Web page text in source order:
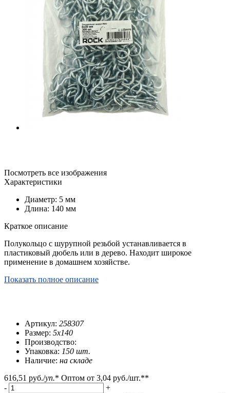
Посмотреть все изображения
Характеристики
Диаметр: 5 мм
Длина: 140 мм
Краткое описание
Полукольцо с шурупной резьбой устанавливается в
пластиковый дюбель или в дерево. Находит широкое
применение в домашнем хозяйстве.
Показать полное описание
Артикул: 258307
Размер: 5х140
Производство:
Упаковка: 150 шт.
Наличие: на складе
616,51 руб./уп.* Оптом от 3,04 руб./шт.**
-
+